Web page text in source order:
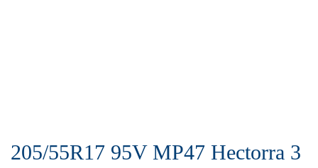
205/55R17 95V MP47 Hectorra 3